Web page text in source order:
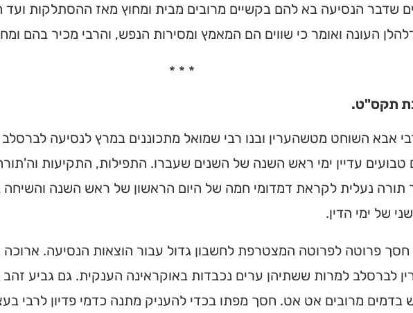
שדבר הנסיעה בא להם בקשיים מרובים מבית ומחוץ מאז ההסתלקות ועד
העונה ואומר כי שווים הם המאמץ ומסירות הנפש, והרבי מכיר בהם
* * *
תקס"ט.
אבא השוחט מטשהערין ובנו רבי שמואל מתכוננים במרץ לנסיעה
טבועים עדיין ימי ראש השנה של השנים שעברו. התפילות, התקיעות
תורה נעלית לקראת דמדומי חמה של היום הראשון של ראש השנה
של ימי הדין.
חסך פרוטה לפרוטה המצטרפת לחשבון גדול עבור הוצאות הנסיעה.
לברסלב למרות ששתיהן ערים נכבדות באוקראינה הענקית. גם גביע
בדמים מרובים אט אט. חסך מפתו בכדי להעניק מתנה כדמי פדיון לרבי